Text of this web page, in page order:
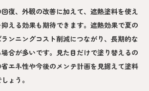
復、外観の改善に加えて、遮熱塗料を使え
える効果も期待できます。遮熱効果で夏の
ンニングコスト削減につながり、長期的な
合が多いです。見た目だけで塗り替えるの
エネ性や今後のメンテ計画を見据えて塗料
ょう。